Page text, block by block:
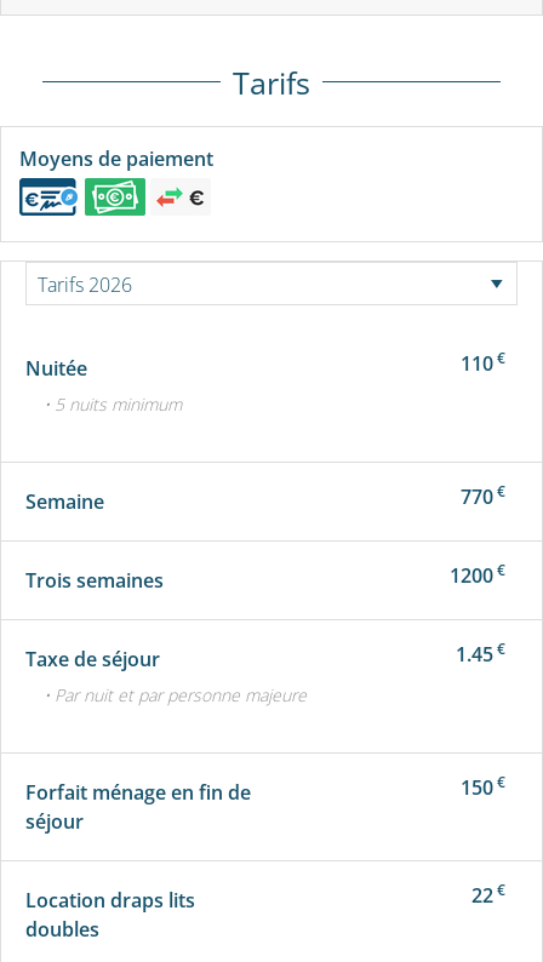
Tarifs
Moyens de paiement
Nuitée 110€
• 5 nuits minimum
Semaine 770€
Trois semaines 1200€
Taxe de séjour 1.45€
• Par nuit et par personne majeure
Forfait ménage en fin de
séjour
150€
Location draps lits
doubles
22€